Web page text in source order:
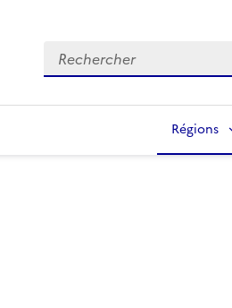
Rechercher
Régions